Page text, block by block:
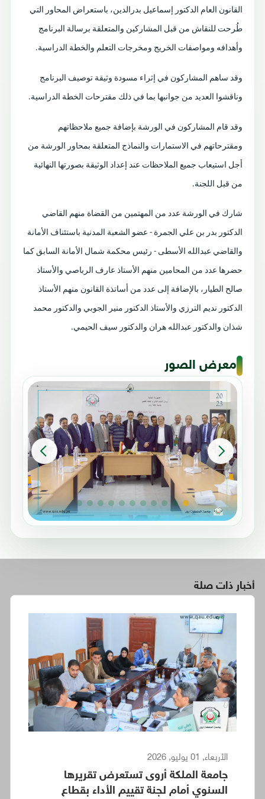
القانون العام الدكتور إسماعيل بدرالدين، باستعراض المحاور التي
طُرحت للنقاش من قبل المشاركين والمتعلقة برسالة البرنامج
وأهدافه ومواصفات الخريج ومخرجات التعلم والخطة الدراسية.
وقد ساهم المشاركون في إثراء مسودة وثيقة توصيف البرنامج
وناقشوا العديد من جوانبها بما في ذلك مقترحات الخطة الدراسية.
وقد قام المشاركون في الورشة بإضافة جميع ملاحظاتهم
ومقترحاتهم في الاستمارات والنماذج المتعلقة بمحاور الورشة من
أجل استيعاب جميع الملاحظات عند إعداد الوثيقة بصورتها النهائية
من قبل اللجنة.
شارك في الورشة عدد من المهتمين من القضاة منهم القاضي
الدكتور بدر بن علي الجمرة - عضو الشعبة المدنية باستئناف الأمانة
والقاضي عبدالله الأسطى - رئيس محكمة شمال الأمانة السابق كما
حضرها عدد من المحامين منهم الأستاذ عارف الرباصي والأستاذ
صالح الطيار، بالإضافة إلى عدد من أساتذة القانون منهم الأستاذ
الدكتور نديم الترزي والأستاذ الدكتور منير الجوبي والدكتور محمد
شذان والدكتور عبدالله هران والدكتور سيف الحيمي.
معرض الصور
أخبار ذات صلة
الأربعاء, 01 يوليو, 2026
جامعة الملكة أروى تستعرض تقريرها
السنوي أمام لجنة تقييم الأداء بقطاع